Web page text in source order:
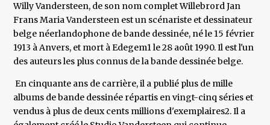
Willy Vandersteen, de son nom complet Willebrord Jan
Frans Maria Vandersteen est un scénariste et dessinateur
belge néerlandophone de bande dessinée, né le 15 février
1913 à Anvers, et mort à Edegem1 le 28 août 1990. Il est l'un
des auteurs les plus connus de la bande dessinée belge.
En cinquante ans de carrière, il a publié plus de mille
albums de bande dessinée répartis en vingt-cinq séries et
vendus à plus de deux cents millions d'exemplaires2. Il a